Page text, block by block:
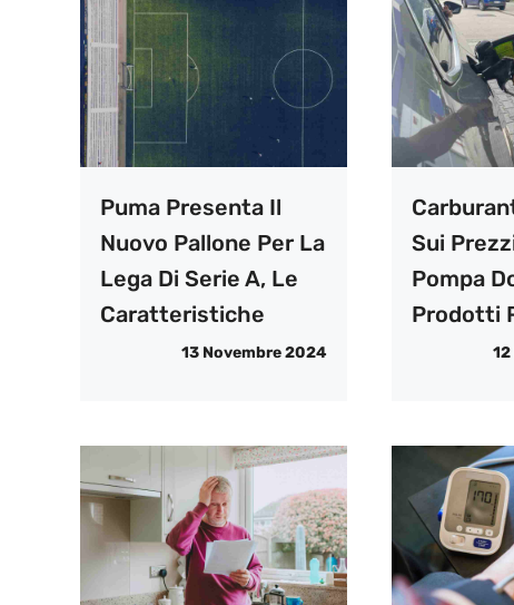
Puma Presenta Il
Nuovo Pallone Per La
Lega Di Serie A, Le
Caratteristiche
13 Novembre 2024
Sui
Pompa
Prodotti